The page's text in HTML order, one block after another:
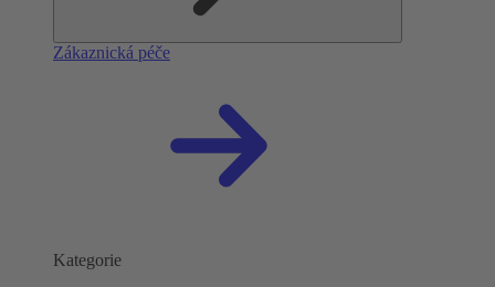
Zákaznická péče
Kategorie